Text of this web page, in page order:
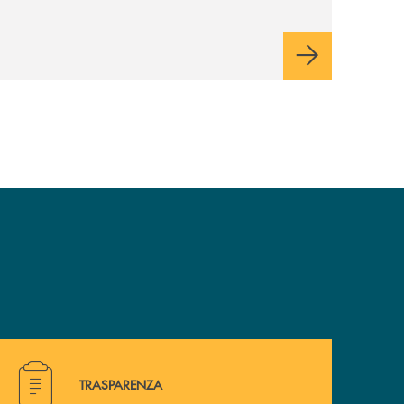
valori e influenzi direttamente la comunità
Hai bisogno di alcuni documenti ? Vai alla pagina della
TRASPARENZA